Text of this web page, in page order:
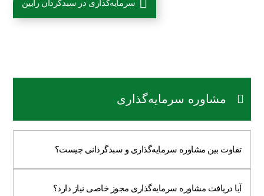
سرمایه‌گذاری در سبدگردان رابین
مشاوره سرمایه‌گذاری
تفاوت بین مشاوره سرمایه‌گذاری و سبدگردانی چیست؟
آیا دریافت مشاوره سرمایه‌گذاری مجوز خاصی نیاز دارد؟